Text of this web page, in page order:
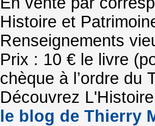
Histoire et
Renseignements
Prix : 10 € le livre
chèque à l’ordre du
Découvrez
le blog de Thierry